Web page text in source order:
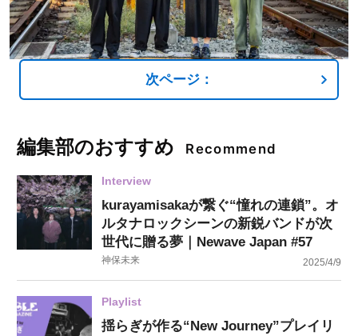
次ページ：
編集部のおすすめ Recommend
Interview
kurayamisakaが繋ぐ“憧れの連鎖”。オ
ルタナロックシーンの新鋭バンドが次
世代に贈る夢｜Newave Japan #57
神保未来 2025/4/9
Playlist
揺らぎが作る“New Journey”プレイリ